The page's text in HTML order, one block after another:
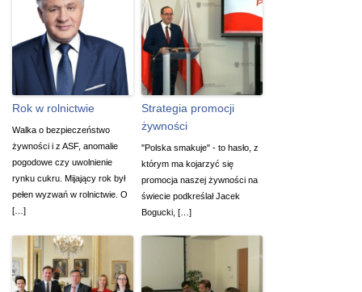
Rok w rolnictwie
Walka o bezpieczeństwo
żywności i z ASF, anomalie
pogodowe czy uwolnienie
rynku cukru. Mijający rok był
pełen wyzwań w rolnictwie. O
[…]
Strategia promocji
żywności
"Polska smakuje" - to hasło, z
którym ma kojarzyć się
promocja naszej żywności na
świecie podkreślał Jacek
Bogucki, […]